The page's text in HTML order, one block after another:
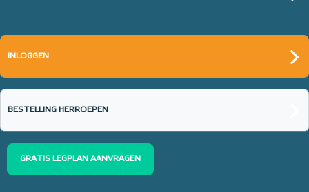
INLOGGEN
BESTELLING HERROEPEN
GRATIS LEGPLAN AANVRAGEN